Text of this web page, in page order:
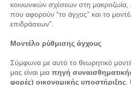
κοινωνικών σχέσεων στη μακροζωία,
που αφορούν “το άγχος” και το
επιδράσεων”.
Μοντέλο ρύθμισης άγχους
Σύμφωνα με αυτό το θεωρητικό
μας είναι μια πηγή
φορές) οικονομικής υποστήριξης